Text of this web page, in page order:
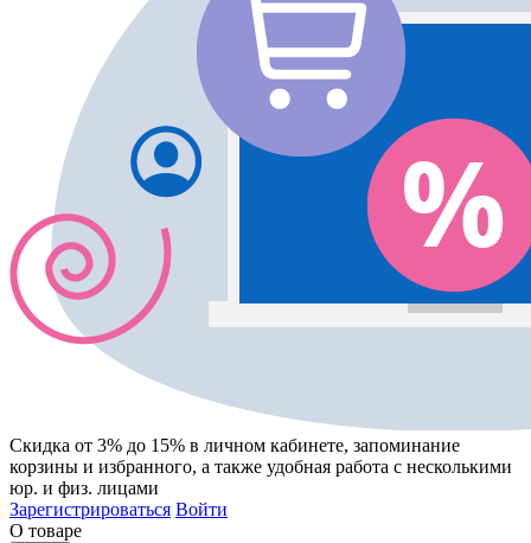
Скидка от 3% до 15% в личном кабинете, запоминание
корзины и избранного, а также удобная работа с несколькими
юр. и физ. лицами
Зарегистрироваться Войти
О товаре